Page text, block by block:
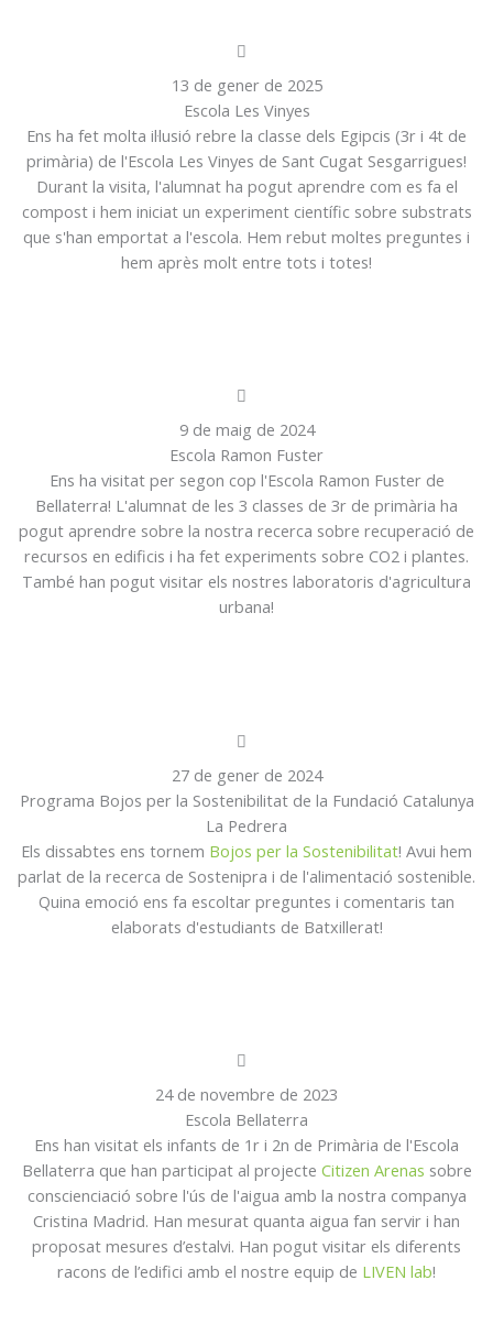
13 de gener de 2025
Escola Les Vinyes
Ens ha fet molta il·lusió rebre la classe dels Egipcis (3r i 4t de
primària) de l'Escola Les Vinyes de Sant Cugat Sesgarrigues!
Durant la visita, l'alumnat ha pogut aprendre com es fa el
compost i hem iniciat un experiment científic sobre substrats
que s'han emportat a l'escola. Hem rebut moltes preguntes i
hem après molt entre tots i totes!
9 de maig de 2024
Escola Ramon Fuster
Ens ha visitat per segon cop l'Escola Ramon Fuster de
Bellaterra! L'alumnat de les 3 classes de 3r de primària ha
pogut aprendre sobre la nostra recerca sobre recuperació de
recursos en edificis i ha fet experiments sobre CO2 i plantes.
També han pogut visitar els nostres laboratoris d'agricultura
urbana!
27 de gener de 2024
Programa Bojos per la Sostenibilitat de la Fundació Catalunya
La Pedrera
Els dissabtes ens tornem Bojos per la Sostenibilitat! Avui hem
parlat de la recerca de Sostenipra i de l'alimentació sostenible.
Quina emoció ens fa escoltar preguntes i comentaris tan
elaborats d'estudiants de Batxillerat!
24 de novembre de 2023
Escola Bellaterra
Ens han visitat els infants de 1r i 2n de Primària de l'Escola
Bellaterra que han participat al projecte Citizen Arenas sobre
conscienciació sobre l'ús de l'aigua amb la nostra companya
Cristina Madrid. Han mesurat quanta aigua fan servir i han
proposat mesures d’estalvi. Han pogut visitar els diferents
racons de l’edifici amb el nostre equip de LIVEN lab!